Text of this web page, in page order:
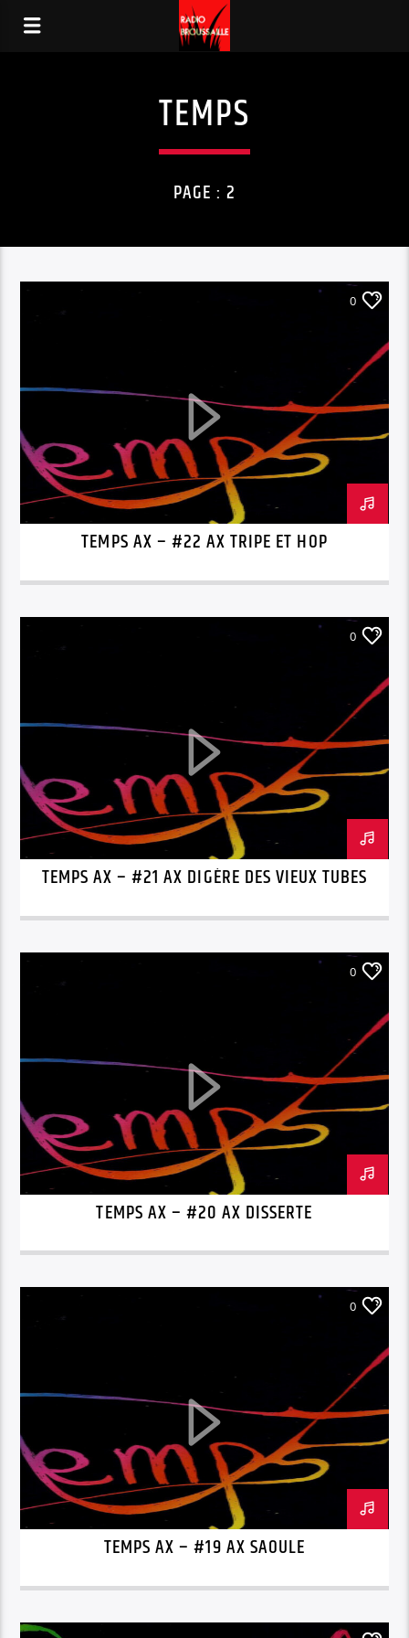
TEMPS
PAGE : 2
0
TEMPS AX – #22 AX TRIPE ET HOP
0
TEMPS AX – #21 AX DIGÈRE DES VIEUX TUBES
0
TEMPS AX – #20 AX DISSERTE
0
TEMPS AX – #19 AX SAOULE